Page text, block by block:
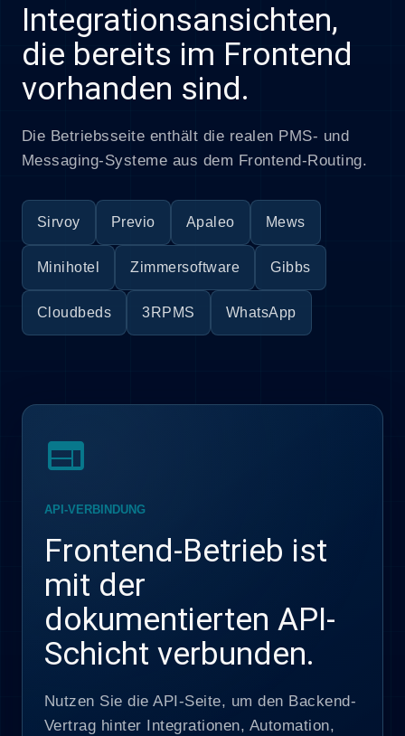
Integrationsansichten,
die bereits im Frontend
vorhanden sind.
Die Betriebsseite enthält die realen PMS- und
Messaging-Systeme aus dem Frontend-Routing.
Sirvoy Previo Apaleo Mews
Minihotel Zimmersoftware Gibbs
Cloudbeds 3RPMS WhatsApp
web
API-VERBINDUNG
Frontend-Betrieb ist
mit der
dokumentierten API-
Schicht verbunden.
Nutzen Sie die API-Seite, um den Backend-
Vertrag hinter Integrationen, Automation,